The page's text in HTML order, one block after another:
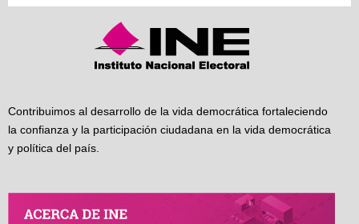
Contribuimos al desarrollo de la vida democrática fortaleciendo
la confianza y la participación ciudadana en la vida democrática
y política del país.